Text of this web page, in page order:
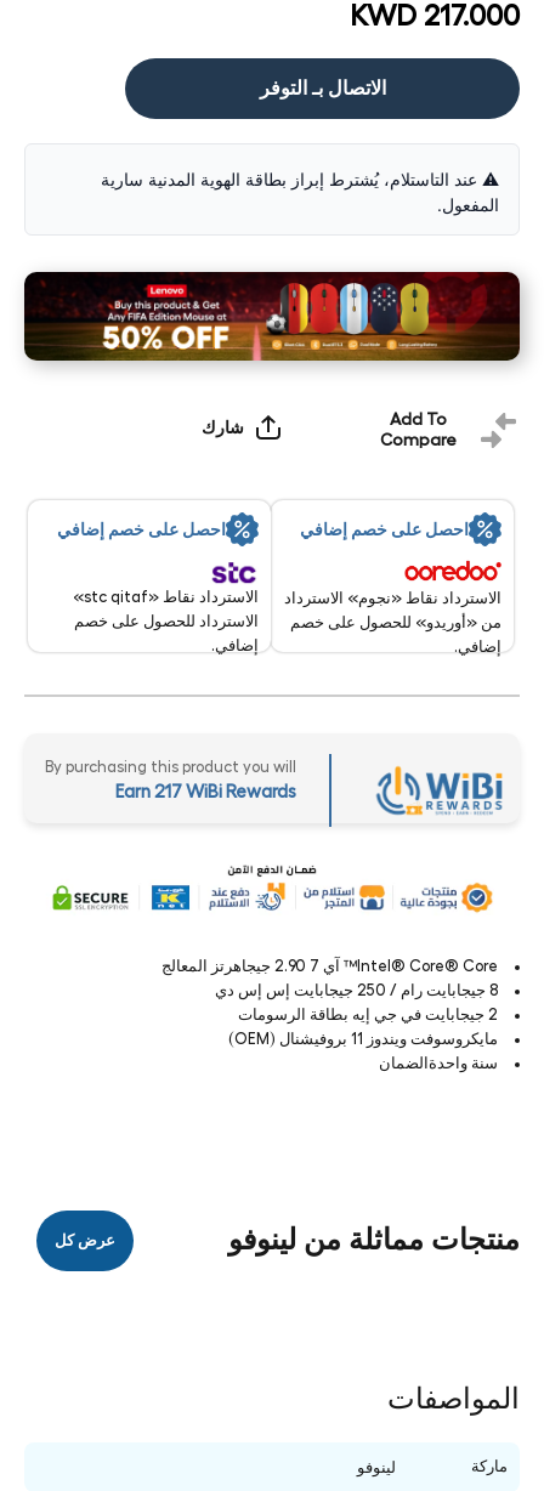
KWD 217.000
الاتصال بـ التوفر
⚠️ عند التاستلام، يُشترط إبراز بطاقة الهوية المدنية سارية
المفعول.
Add To
Compare
شارك
احصل على خصم إضافي
الاسترداد نقاط «نجوم» الاسترداد
من «أوريدو» للحصول على خصم
إضافي.
احصل على خصم إضافي
الاسترداد نقاط «stc qitaf»
الاسترداد للحصول على خصم
إضافي.
By purchasing this product you will
Earn 217 WiBi Rewards
Intel® Core® Core™ آي 7 2.90 جيجاهرتز المعالج
8 جيجابايت رام / 250 جيجابايت إس إس دي
2 جيجابايت في جي إيه بطاقة الرسومات
مايكروسوفت ويندوز 11 بروفيشنال (OEM)
سنة واحدةالضمان
منتجات مماثلة من لينوفو عرض كل
المواصفات
ماركة لينوفو